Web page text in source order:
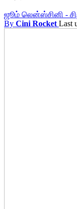
ஜூம் லென்ஸ்சினி -
By Cini Rocket Last